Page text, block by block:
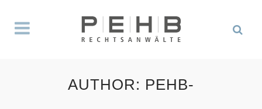
AUTHOR: PEHB-